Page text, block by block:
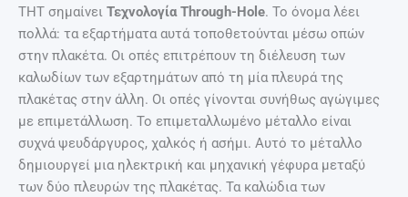
THT σημαίνει Τεχνολογία Through-Hole. Το όνομα λέει
πολλά: τα εξαρτήματα αυτά τοποθετούνται μέσω οπών
στην πλακέτα. Οι οπές επιτρέπουν τη διέλευση των
καλωδίων των εξαρτημάτων από τη μία πλευρά της
πλακέτας στην άλλη. Οι οπές γίνονται συνήθως αγώγιμες
με επιμετάλλωση. Το επιμεταλλωμένο μέταλλο είναι
συχνά ψευδάργυρος, χαλκός ή ασήμι. Αυτό το μέταλλο
δημιουργεί μια ηλεκτρική και μηχανική γέφυρα μεταξύ
των δύο πλευρών της πλακέτας. Τα καλώδια των